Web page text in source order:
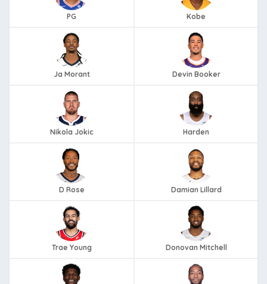
PG Kobe
Ja Morant Devin Booker
Nikola Jokic Harden
D Rose Damian Lillard
Trae Young Donovan Mitchell